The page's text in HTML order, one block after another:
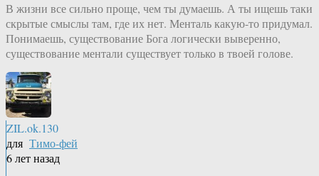
В жизни все сильно проще, чем ты думаешь. А ты ищешь таки
скрытые смыслы там, где их нет. Менталь какую-то придумал.
Понимаешь, существование Бога логически выверенно,
существование ментали существует только в твоей голове.
ZIL.ok.130
для Тимо-фей
6 лет назад